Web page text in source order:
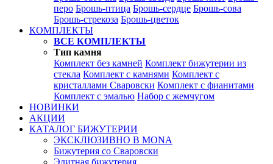
перо Брошь-птица Брошь-сердце Брошь-сова
Брошь-стрекоза Брошь-цветок
КОМПЛЕКТЫ
ВСЕ КОМПЛЕКТЫ
Тип камня
Комплект без камней Комплект бижутерии из
стекла Комплект с камнями Комплект с
кристаллами Сваровски Комплект с фианитами
Комплект с эмалью Набор с жемчугом
НОВИНКИ
АКЦИИ
КАТАЛОГ БИЖУТЕРИИ
ЭКСКЛЮЗИВНО В MONA
Бижутерия со Сваровски
Элитная бижутерия